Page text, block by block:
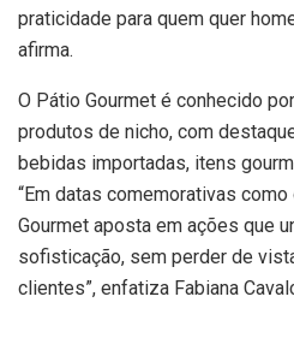
praticidade para quem quer
afirma.
O Pátio Gourmet é conhecido
produtos de nicho, com
bebidas importadas, itens
“Em datas comemorativas
Gourmet aposta em ações que
sofisticação, sem perder de
clientes”, enfatiza Fabiana